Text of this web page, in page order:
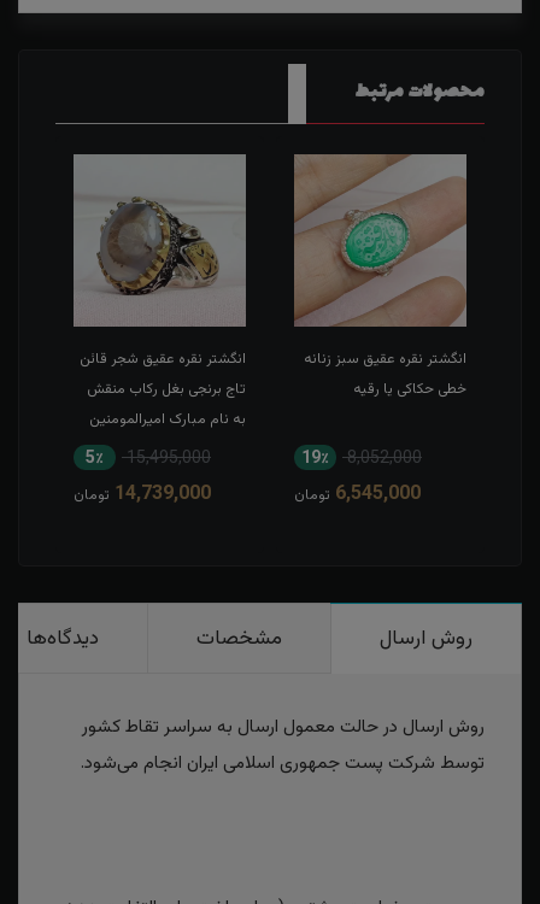
محصولات مرتبط
انگشتر نقره عقیق سبز زنانه
خطی حکاکی یا رقیه
8,052,000 19٪
6,545,000 تومان
انگشتر نقره عقیق شجر قائن
تاج برنجی بغل رکاب منقش
به نام مبارک امیرالمومنین
15,495,000 5٪
14,739,000 تومان
روش ارسال مشخصات دیدگاه‌ها
روش ارسال در حالت معمول ارسال به سراسر تقاط کشور
توسط شرکت پست جمهوری اسلامی ایران انجام می‌شود.